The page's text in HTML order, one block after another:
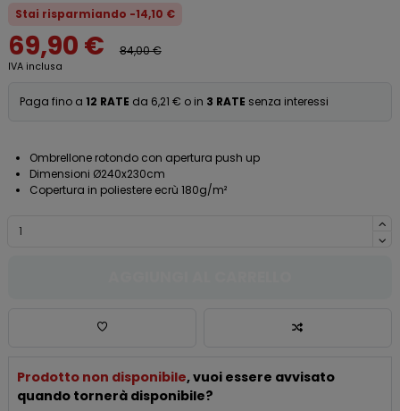
Stai risparmiando -14,10 €
69,90 € 84,00 €
IVA inclusa
Paga fino a 12 RATE da 6,21 € o in 3 RATE senza interessi
Ombrellone rotondo con apertura push up
Dimensioni Ø240x230cm
Copertura in poliestere ecrù 180g/m²
Prodotto non disponibile, vuoi essere avvisato
quando tornerà disponibile?